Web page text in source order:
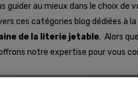
guider au mieux dans le choix de
ces catégories blog dédiées à
de la literie jetable. Alors
notre expertise pour vous